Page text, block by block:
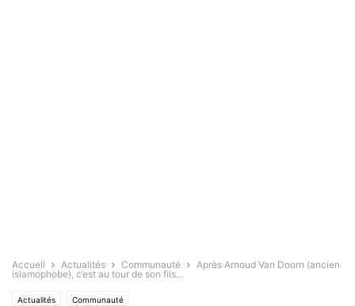
Accueil Actualités Communauté
Après Arnoud Van Doorn (ancien
islamophobe), c’est au tour de son fils...
Actualités Communauté